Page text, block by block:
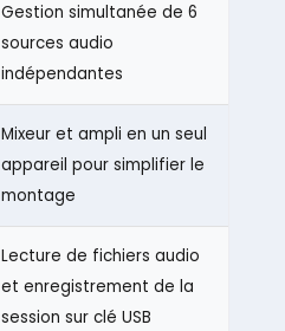
Gestion simultanée de 6
sources audio
indépendantes
Mixeur et ampli en un seul
appareil pour simplifier le
montage
Lecture de fichiers audio
et enregistrement de la
session sur clé USB